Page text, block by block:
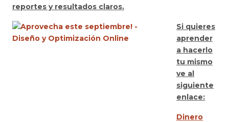
reportes y resultados claros.
Si quieres
aprender
a hacerlo
tu mismo
ve al
siguiente
enlace:
Dinero